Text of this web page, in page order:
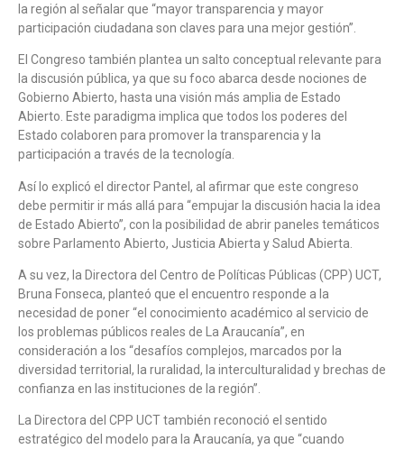
la región al señalar que “mayor transparencia y mayor
participación ciudadana son claves para una mejor gestión”.
El Congreso también plantea un salto conceptual relevante para
la discusión pública, ya que su foco abarca desde nociones de
Gobierno Abierto, hasta una visión más amplia de Estado
Abierto. Este paradigma implica que todos los poderes del
Estado colaboren para promover la transparencia y la
participación a través de la tecnología.
Así lo explicó el director Pantel, al afirmar que este congreso
debe permitir ir más allá para “empujar la discusión hacia la idea
de Estado Abierto”, con la posibilidad de abrir paneles temáticos
sobre Parlamento Abierto, Justicia Abierta y Salud Abierta.
A su vez, la Directora del Centro de Políticas Públicas (CPP) UCT,
Bruna Fonseca, planteó que el encuentro responde a la
necesidad de poner “el conocimiento académico al servicio de
los problemas públicos reales de La Araucanía”, en
consideración a los “desafíos complejos, marcados por la
diversidad territorial, la ruralidad, la interculturalidad y brechas de
confianza en las instituciones de la región”.
La Directora del CPP UCT también reconoció el sentido
estratégico del modelo para la Araucanía, ya que “cuando